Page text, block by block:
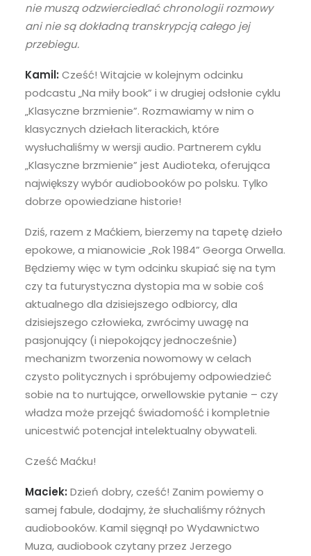
nie muszą odzwierciedlać chronologii rozmowy
ani nie są dokładną transkrypcją całego jej
przebiegu.
Kamil: Cześć! Witajcie w kolejnym odcinku
podcastu „Na miły book” i w drugiej odsłonie cyklu
„Klasyczne brzmienie”. Rozmawiamy w nim o
klasycznych dziełach literackich, które
wysłuchaliśmy w wersji audio. Partnerem cyklu
„Klasyczne brzmienie” jest Audioteka, oferująca
największy wybór audiobooków po polsku. Tylko
dobrze opowiedziane historie!
Dziś, razem z Maćkiem, bierzemy na tapetę dzieło
epokowe, a mianowicie „Rok 1984” Georga Orwella.
Będziemy więc w tym odcinku skupiać się na tym
czy ta futurystyczna dystopia ma w sobie coś
aktualnego dla dzisiejszego odbiorcy, dla
dzisiejszego człowieka, zwrócimy uwagę na
pasjonujący (i niepokojący jednocześnie)
mechanizm tworzenia nowomowy w celach
czysto politycznych i spróbujemy odpowiedzieć
sobie na to nurtujące, orwellowskie pytanie – czy
władza może przejąć świadomość i kompletnie
unicestwić potencjał intelektualny obywateli.
Cześć Maćku!
Maciek: Dzień dobry, cześć! Zanim powiemy o
samej fabule, dodajmy, że słuchaliśmy różnych
audiobooków. Kamil sięgnął po Wydawnictwo
Muza, audiobook czytany przez Jerzego